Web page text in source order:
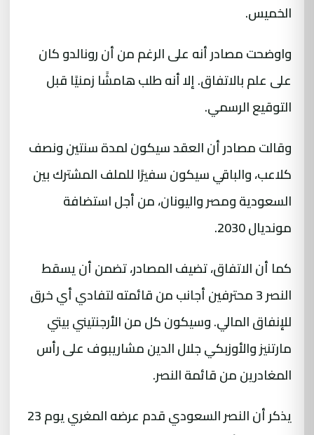
الخميس.
واوضحت مصادر أنه على الرغم من أن رونالدو كان
على علم بالاتفاق. إلا أنه طلب هامشًا زمنيًا قبل
التوقيع الرسمي.
وقالت مصادر أن العقد سيكون لمدة سنتين ونصف
كلاعب، والباقي سيكون سفيرًا للملف المشترك بين
السعودية ومصر واليونان، من أجل استضافة
مونديال 2030.
كما أن الاتفاق، تضيف المصادر، تضمن أن يسقط
النصر 3 محترفين أجانب من قائمته لتفادي أي خرق
للإنفاق المالي. وسيكون كل من الأرجنتيني بيتي
مارتنيز والأوزبكي جلال الدين مشاريبوف على رأس
المغادرين من قائمة النصر.
يذكر أن النصر السعودي قدم عرضه المغري يوم 23